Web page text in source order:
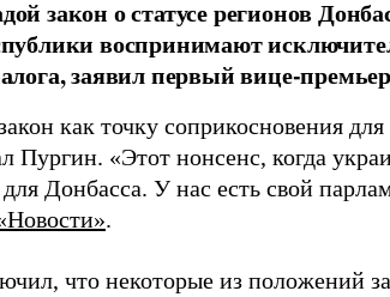
закон о статусе регионов
воспринимают
заявил первый вице-
как точку соприкосновения для
Пургин. «Этот нонсенс, когда
Донбасса. У нас есть свой
.
что некоторые из положений